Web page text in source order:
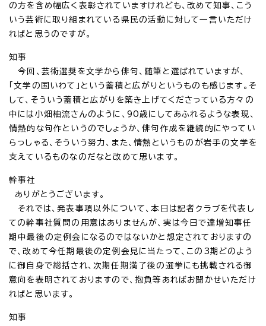
の方を含め幅広く表彰されていますけれども、改めて知事、こう
いう芸術に取り組まれている県民の活動に対して一言いただけ
ればと思うのですが。
知事
今回、芸術選奨を文学から俳句、随筆と選ばれていますが、
「文学の国いわて」という蓄積と広がりというものも感じます。そ
して、そういう蓄積と広がりを築き上げてくださっている方々の
中には小畑柚流さんのように、90歳にしてあふれるような表現、
情熱的な句作というのでしょうか、俳句作成を継続的にやってい
らっしゃる、そういう努力、また、情熱というものが岩手の文学を
支えているものなのだなと改めて思います。
幹事社
ありがとうございます。
それでは、発表事項以外について、本日は記者クラブを代表し
ての幹事社質問の用意はありませんが、実は今日で達増知事任
期中最後の定例会になるのではないかと想定されておりますの
で、改めて今任期最後の定例会見に当たって、この3期どのよう
に御自身で総括され、次期任期満了後の選挙にも挑戦される御
意向を表明されておりますので、抱負等あればお聞かせいただけ
ればと思います。
知事